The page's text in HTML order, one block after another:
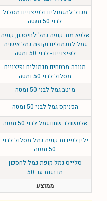
מגדל לתגמולים ולפיצויים מסלול
לבני 50 ומטה
אלפא מור קופת גמל לחיסכון, קופת
גמל לתגמולים וקופת גמל אישית
לפיצויים - לבני 50 ומטה
מנורה מבטחים תגמולים ופיצויים
מסלול לבני 50 ומטה
מיטב גמל לבני 50 ומטה
הפניקס גמל לבני 50 ומטה
אלטשולר שחם גמל לבני 50 ומטה
ילין לפידות קופת גמל מסלול לבני
50 ומטה
סלייס גמל קופת גמל לחסכון
מדרגות עד 50
ממוצע